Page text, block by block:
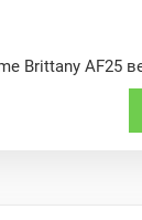
Brittany AF25